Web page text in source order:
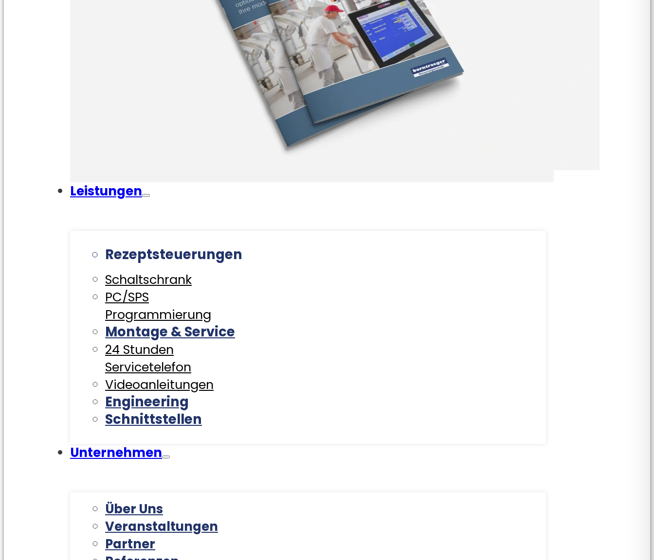
Leistungen
Rezeptsteuerungen
Schaltschrank
PC/SPS
Programmierung
Montage & Service
24 Stunden
Servicetelefon
Videoanleitungen
Engineering
Schnittstellen
Unternehmen
Über Uns
Veranstaltungen
Partner